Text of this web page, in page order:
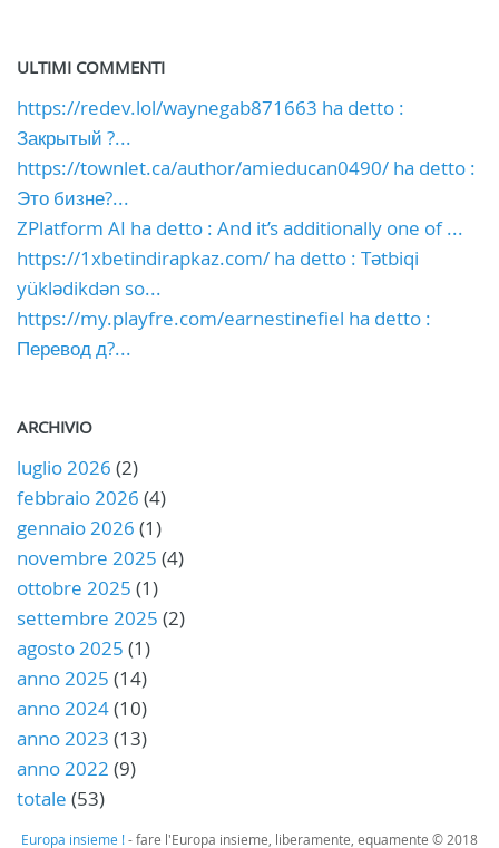
ULTIMI COMMENTI
https://redev.lol/waynegab871663 ha detto :
Закрытый ?...
https://townlet.ca/author/amieducan0490/ ha detto :
Это бизне?...
ZPlatform AI ha detto : And it’s additionally one of ...
https://1xbetindirapkaz.com/ ha detto : Tətbiqi
yüklədikdən so...
https://my.playfre.com/earnestinefiel ha detto :
Перевод д?...
ARCHIVIO
luglio 2026 (2)
febbraio 2026 (4)
gennaio 2026 (1)
novembre 2025 (4)
ottobre 2025 (1)
settembre 2025 (2)
agosto 2025 (1)
anno 2025 (14)
anno 2024(10)
anno 2023 (13)
anno 2022 (9)
totale (53)
Europa insieme !- fare l'Europa insieme, liberamente, equamente © 2018